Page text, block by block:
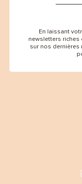
En laissant
newsletters
sur nos dernières